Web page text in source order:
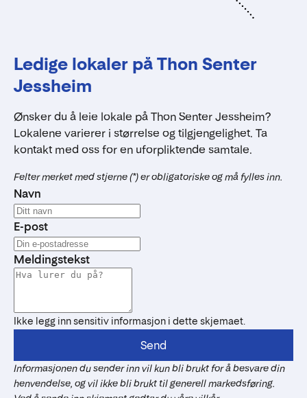
Ledige lokaler på Thon Senter
Jessheim
Ønsker du å leie lokale på Thon Senter Jessheim?
Lokalene varierer i størrelse og tilgjengelighet. Ta
kontakt med oss for en uforpliktende samtale.
Felter merket med stjerne (*) er obligatoriske og må fylles inn.
Navn
E-post
Meldingstekst
Ikke legg inn sensitiv informasjon i dette skjemaet.
Informasjonen du sender inn vil kun bli brukt for å besvare din
henvendelse, og vil ikke bli brukt til generell markedsføring.
Send